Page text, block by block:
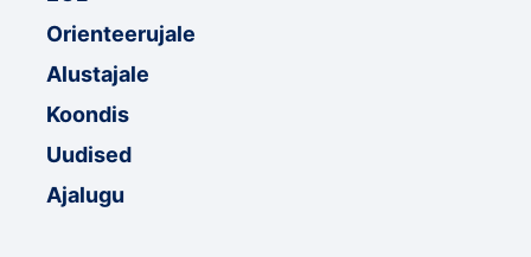
Orienteerujale
Alustajale
Koondis
Uudised
Ajalugu